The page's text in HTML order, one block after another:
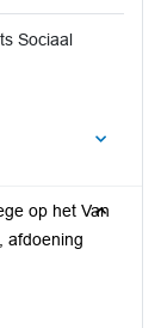
Sociaal
op het Van
afdoening